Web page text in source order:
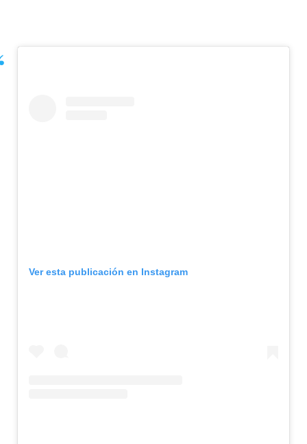
Ver esta publicación en Instagram